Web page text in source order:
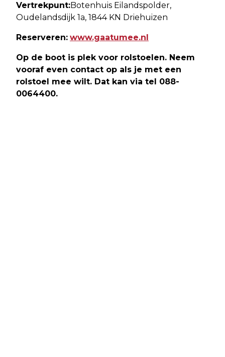
Vertrekpunt:Botenhuis Eilandspolder,
Oudelandsdijk 1a, 1844 KN Driehuizen
Reserveren: www.gaatumee.nl
Op de boot is plek voor rolstoelen. Neem
vooraf even contact op als je met een
rolstoel mee wilt. Dat kan via tel 088-
0064400.